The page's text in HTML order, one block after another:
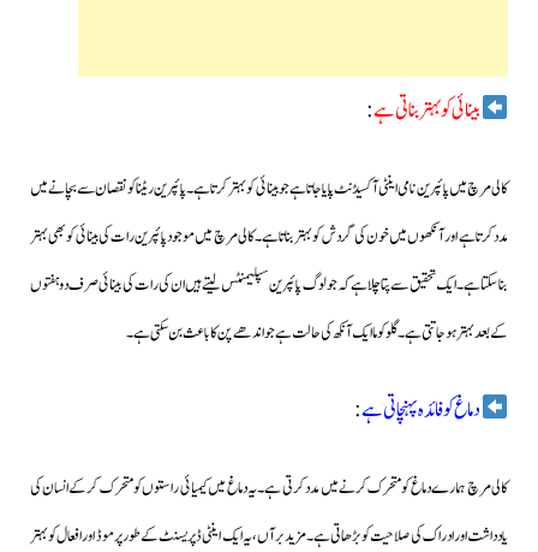
بینائی کو بہتر بناتی ہے:
کالی مرچ میں پائپرین نامی اینٹی آکسیڈنٹ پایا جاتا ہے جو بینائی کو بہتر کرتا ہے۔ پائپرین ریٹنا کو نقصان سے بچانے میں
مدد کرتا ہے اور آنکھوں میں خون کی گردش کو بہتر بناتا ہے۔ کالی مرچ میں موجود پائپرین رات کی بینائی کو بھی بہتر
بنا سکتا ہے۔ایک تحقیق سے پتا چلا ہے کہ جو لوگ پائپرین سپلیمنٹس لیتےہیں ان کی رات کی بینائی صرف دو ہفتوں
کے بعد بہتر ہوجاتتی ہے۔گلوکوما ایک آنکھ کی حالت ہےجو اندھے پن کا باعث بن سکتی ہے۔
دماغ کو فائدہ پہنچاتی ہے:
کالی مرچ ہمارے دماغ کومتحرک کرنےمیں مدد کرتی ہے۔یہ دماغ میں کیمیائی راستوں کومتحرک کرکےانسان کی
یادداشت اور ادراک کی صلاحیت کو بڑھاتی ہے۔مزید برآں، یہ ایک اینٹی ڈپریسنٹ کے طور پر موڈ اور افعال کو بہتر